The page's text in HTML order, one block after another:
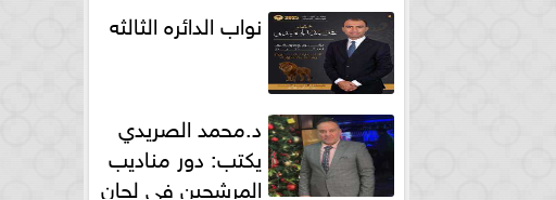
نواب الدائره الثالثه
د.محمد الصريدي
يكتب: دور مناديب
المرشحين في لجان